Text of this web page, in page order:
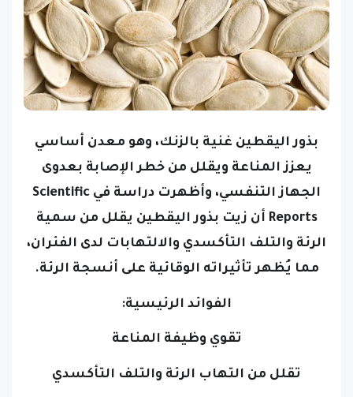
بذور اليقطين غنية بالزنك، وهو معدن أساسي
يعزز المناعة ويقلل من خطر الإصابة بعدوى
الجهاز التنفسي، وأظهرت دراسة في Scientific
Reports أن زيت بذور اليقطين يقلل من سمية
الرئة والتلف التأكسدي والالتهابات لدى الفئران،
مما يُظهر تأثيراته الوقائية على أنسجة الرئة.
الفوائد الرئيسية:
تقوي وظيفة المناعة
تقلل من التهاب الرئة والتلف التأكسدي